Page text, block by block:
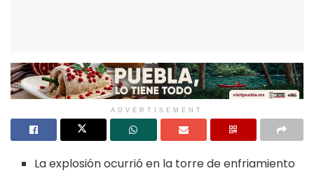
ADVERTISEMENT
La explosión ocurrió en la torre de enfriamiento